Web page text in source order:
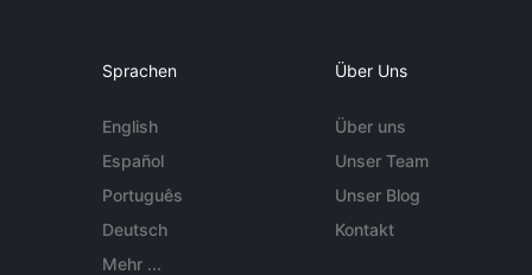
Sprachen
English
Español
Português
Deutsch
Mehr ...
Über Uns
Über uns
Unser Team
Unser Blog
Kontakt